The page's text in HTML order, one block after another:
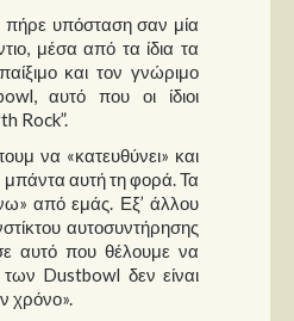
υπόσταση σαν μία
μέσα από τα ίδια τα
και τον γνώριμο
αυτό που οι ίδιοι
Rock”.
να «κατευθύνει» και
αυτή τη φορά. Τα
από εμάς. Εξ’ άλλου
αυτοσυντήρησης
αυτό που θέλουμε να
Dustbowl δεν είναι
χρόνο».